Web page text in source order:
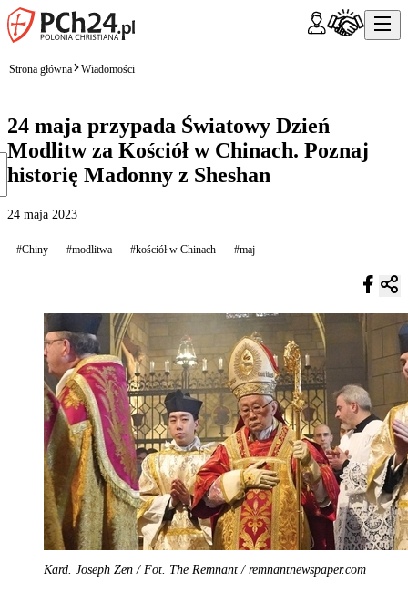
Strona główna Wiadomości
24 maja przypada Światowy Dzień
Modlitw za Kościół w Chinach. Poznaj
historię Madonny z Sheshan
24 maja 2023
#Chiny #modlitwa #kościół w Chinach #maj
Kard. Joseph Zen / Fot. The Remnant / remnantnewspaper.com